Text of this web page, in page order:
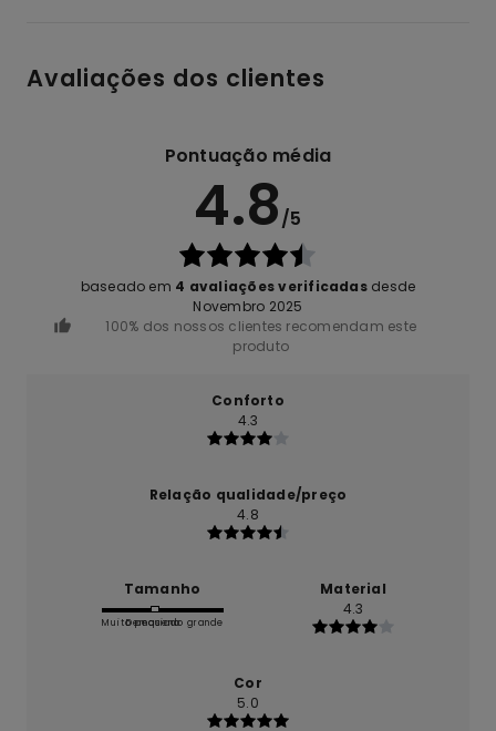
Avaliações dos clientes
Pontuação média
4.8/5
baseado em 4 avaliações verificadasdesde
Novembro 2025
100% dos nossos clientes recomendam este
produto
Conforto
4.3
Relação qualidade/preço
4.8
Tamanho
Muito pequeno
Demasiado grande
Material
4.3
Cor
5.0